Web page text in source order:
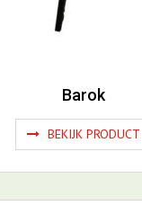
Barok
BEKIJK PRODUCT